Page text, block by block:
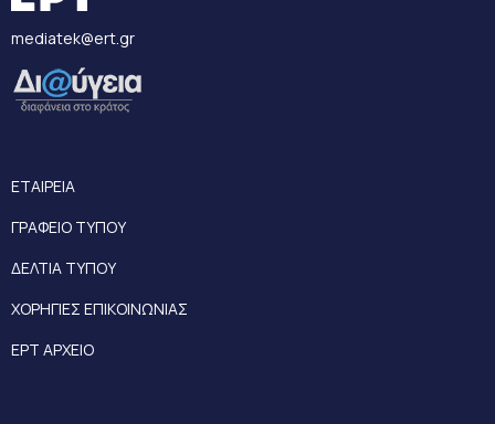
mediatek@ert.gr
ΕΤΑΙΡΕΙΑ
ΓΡΑΦΕΙΟ ΤΥΠΟΥ
ΔΕΛΤΙΑ ΤΥΠΟΥ
ΧΟΡΗΓΙΕΣ ΕΠΙΚΟΙΝΩΝΙΑΣ
ΕΡΤ ΑΡΧΕΙΟ